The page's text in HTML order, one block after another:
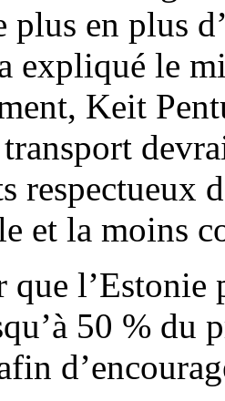
plus en plus
expliqué le
Keit
respectueux
et la moins
l’Estonie
50 % du